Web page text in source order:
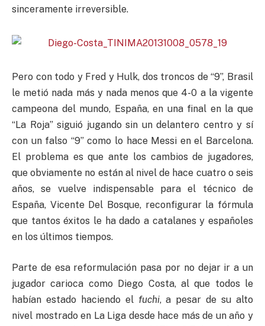
sinceramente irreversible.
Pero con todo y Fred y Hulk, dos troncos de “9”, Brasil
le metió nada más y nada menos que 4-0 a la vigente
campeona del mundo, España, en una final en la que
“La Roja” siguió jugando sin un delantero centro y sí
con un falso “9” como lo hace Messi en el Barcelona.
El problema es que ante los cambios de jugadores,
que obviamente no están al nivel de hace cuatro o seis
años, se vuelve indispensable para el técnico de
España, Vicente Del Bosque, reconfigurar la fórmula
que tantos éxitos le ha dado a catalanes y españoles
en los últimos tiempos.
Parte de esa reformulación pasa por no dejar ir a un
jugador carioca como Diego Costa, al que todos le
habían estado haciendo el fuchi, a pesar de su alto
nivel mostrado en La Liga desde hace más de un año y